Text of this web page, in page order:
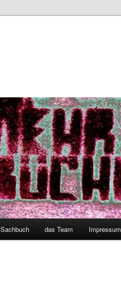
Sachbuch das Team Impressum